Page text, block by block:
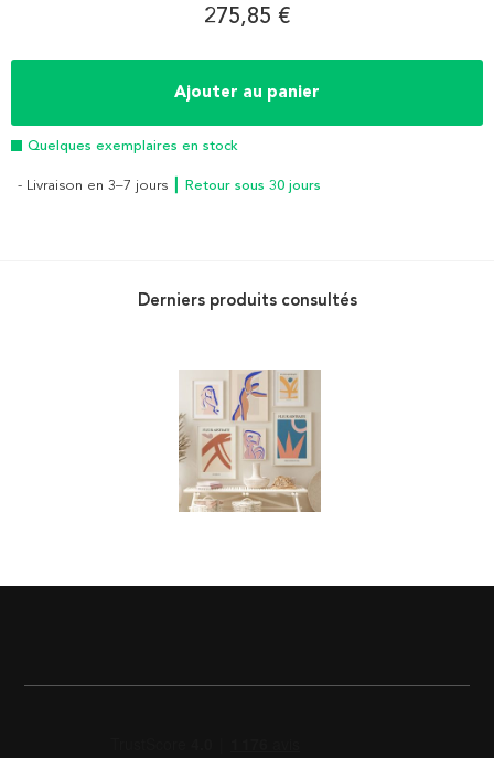
275,85 €
Ajouter au panier
Quelques exemplaires en stock
- Livraison en 3–7 jours ┃ Retour sous 30 jours
Derniers produits consultés